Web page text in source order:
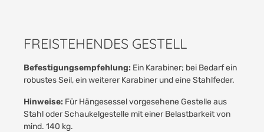
FREISTEHENDES GESTELL
Befestigungsempfehlung: Ein Karabiner; bei Bedarf ein
robustes Seil, ein weiterer Karabiner und eine Stahlfeder.
Hinweise: Für Hängesessel vorgesehene Gestelle aus
Stahl oder Schaukelgestelle mit einer Belastbarkeit von
mind. 140 kg.